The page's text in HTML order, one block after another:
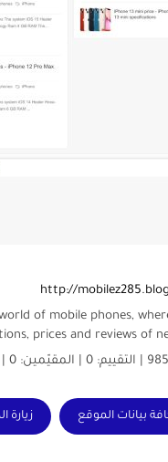
http://
of mobile phones,
prices and reviews of
بيانات الموقع زيارة